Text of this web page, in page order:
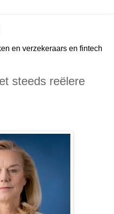
en verzekeraars en fintech
steeds reëlere